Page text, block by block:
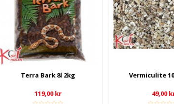
Terra Bark 8l 2kg
119,00 kr
Vermiculite 10 L / 1 kg